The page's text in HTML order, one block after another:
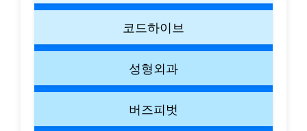
코드하이브
성형외과
버즈피벗